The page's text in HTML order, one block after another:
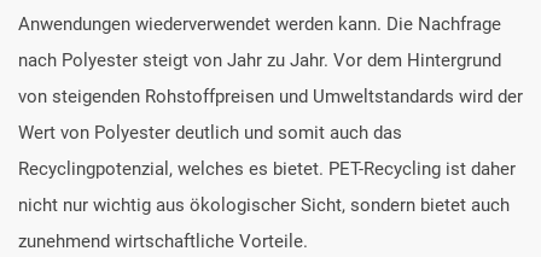
Anwendungen wiederverwendet werden kann. Die Nachfrage
nach Polyester steigt von Jahr zu Jahr. Vor dem Hintergrund
von steigenden Rohstoffpreisen und Umweltstandards wird der
Wert von Polyester deutlich und somit auch das
Recyclingpotenzial, welches es bietet. PET-Recycling ist daher
nicht nur wichtig aus ökologischer Sicht, sondern bietet auch
zunehmend wirtschaftliche Vorteile.